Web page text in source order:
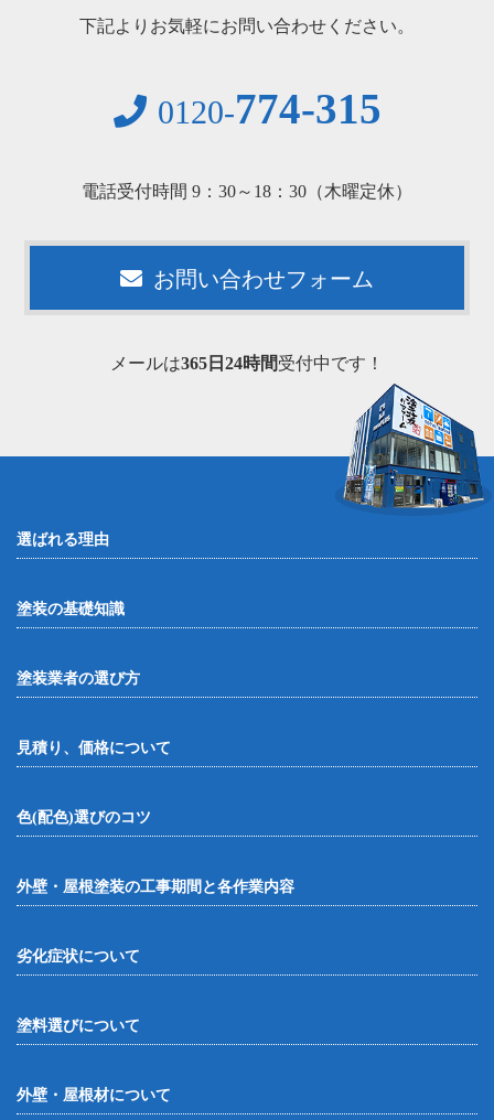
下記よりお気軽にお問い合わせください。
0120-774-315
電話受付時間 9：30～18：30（木曜定休）
お問い合わせフォーム
メールは365日24時間受付中です！
選ばれる理由
塗装の基礎知識
塗装業者の選び方
見積り、価格について
色(配色)選びのコツ
外壁・屋根塗装の工事期間と各作業内容
劣化症状について
塗料選びについて
外壁・屋根材について